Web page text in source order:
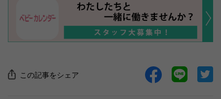
この記事をシェア